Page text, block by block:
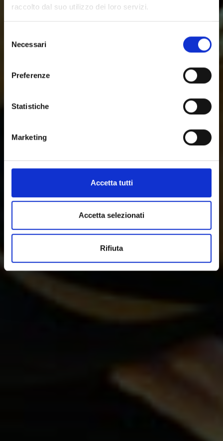
raccolto dal suo utilizzo dei loro servizi.
delNecessari
Preferenze
Statistiche
Marketing
Accetta tutti
Accetta selezionati
Rifiuta